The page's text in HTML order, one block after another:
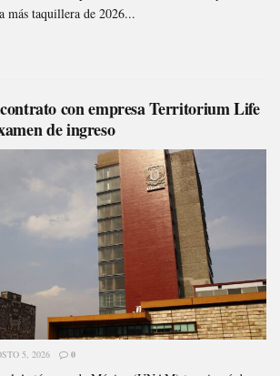
más taquillera de 2026...
con empresa Territorium Life
de ingreso
5, 2026 0